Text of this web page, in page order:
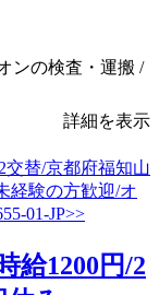
ンの検査・運搬 /
詳細を表示
給1200円/2